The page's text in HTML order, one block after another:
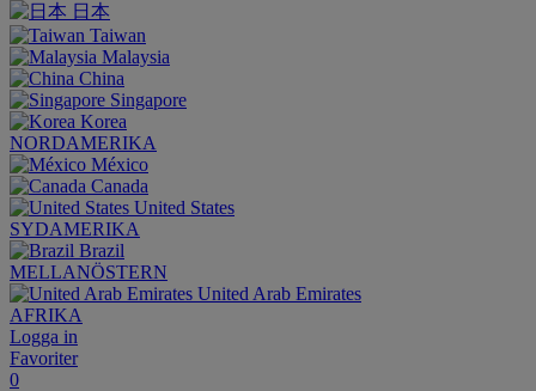
日本
Taiwan
Malaysia
China
Singapore
Korea
NORDAMERIKA
México
Canada
United States
SYDAMERIKA
Brazil
MELLANÖSTERN
United Arab Emirates
AFRIKA
Logga in
Favoriter
0